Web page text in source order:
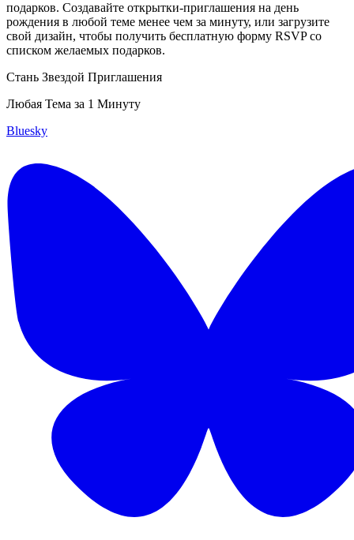
подарков. Создавайте открытки-приглашения на день
рождения в любой теме менее чем за минуту, или загрузите
свой дизайн, чтобы получить бесплатную форму RSVP со
списком желаемых подарков.
Стань Звездой Приглашения
Любая Тема за 1 Минуту
Bluesky